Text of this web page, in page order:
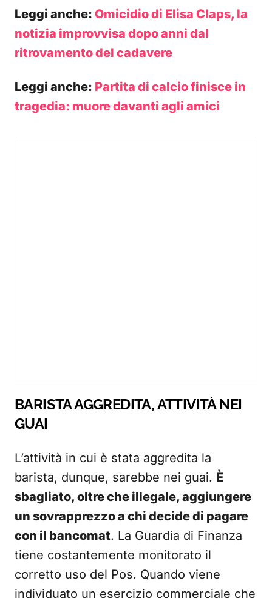
Leggi anche: Omicidio di Elisa Claps, la
notizia improvvisa dopo anni dal
ritrovamento del cadavere
Leggi anche: Partita di calcio finisce in
tragedia: muore davanti agli amici
BARISTA AGGREDITA, ATTIVITÀ NEI
GUAI
L’attività in cui è stata aggredita la
barista, dunque, sarebbe nei guai. È
sbagliato, oltre che illegale, aggiungere
un sovrapprezzo a chi decide di pagare
con il bancomat. La Guardia di Finanza
tiene costantemente monitorato il
corretto uso del Pos. Quando viene
individuato un esercizio commerciale che